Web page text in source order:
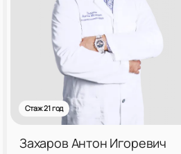
Стаж 21 год
Захаров Антон Игоревич